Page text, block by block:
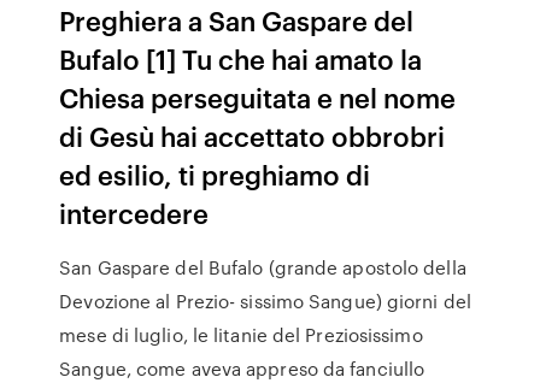
Preghiera a San Gaspare del
Bufalo [1] Tu che hai amato la
Chiesa perseguitata e nel nome
di Gesù hai accettato obbrobri
ed esilio, ti preghiamo di
intercedere
San Gaspare del Bufalo (grande apostolo della
Devozione al Prezio- sissimo Sangue) giorni del
mese di luglio, le litanie del Preziosissimo
Sangue, come aveva appreso da fanciullo